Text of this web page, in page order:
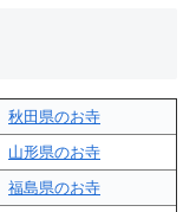
秋田県のお寺
山形県のお寺
福島県のお寺